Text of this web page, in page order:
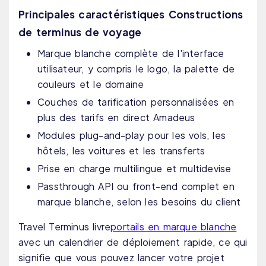
Principales caractéristiques Constructions
de terminus de voyage
Marque blanche complète de l'interface
utilisateur, y compris le logo, la palette de
couleurs et le domaine
Couches de tarification personnalisées en
plus des tarifs en direct Amadeus
Modules plug-and-play pour les vols, les
hôtels, les voitures et les transferts
Prise en charge multilingue et multidevise
Passthrough API ou front-end complet en
marque blanche, selon les besoins du client
Travel Terminus livreportails en marque blanche
avec un calendrier de déploiement rapide, ce qui
signifie que vous pouvez lancer votre projet